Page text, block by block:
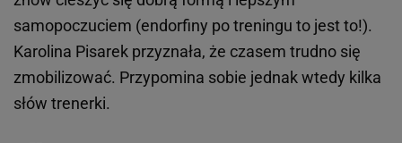
samopoczuciem (endorfiny po treningu to jest to!).
Karolina Pisarek przyznała, że czasem trudno się
zmobilizować. Przypomina sobie jednak wtedy kilka
słów trenerki.